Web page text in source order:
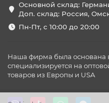
Основной склад:
Доп. склад: Россия,
Пн-Пт, с 10:00 до 20:00
Наша фирма была основана
специализируется на
товаров из Европы и USA